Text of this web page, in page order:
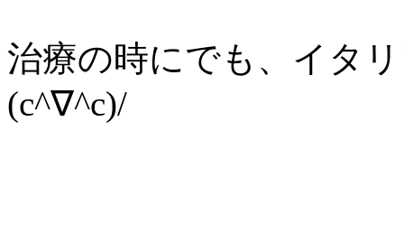
治療の時にでも、イタ
(c^∇^c)/